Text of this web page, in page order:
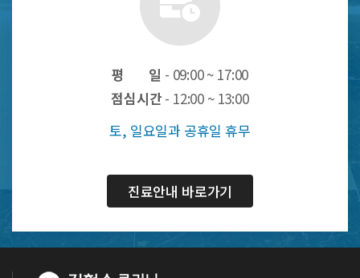
평 일 - 09:00 ~ 17:00
점심시간 - 12:00 ~ 13:00
토, 일요일과 공휴일 휴무
진료안내 바로가기